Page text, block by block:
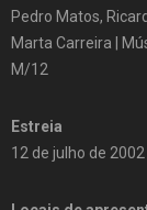
Pedro Matos,
Marta Carreira |
M/12
Estreia
12 de julho de